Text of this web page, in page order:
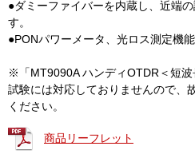
●ダミーファイバーを内蔵し、近端
す。
●PONパワーメータ、光ロス測定機
※「MT9090A ハンディOTDR＜短
試験には対応しておりませんので、
ください。
商品リーフレット